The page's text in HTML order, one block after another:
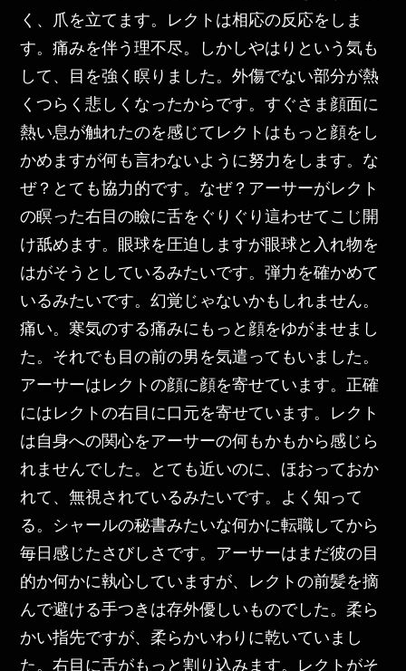
く、爪を立てます。レクトは相応の反応をしま
す。痛みを伴う理不尽。しかしやはりという気も
して、目を強く瞑りました。外傷でない部分が熱
くつらく悲しくなったからです。すぐさま顔面に
熱い息が触れたのを感じてレクトはもっと顔をし
かめますが何も言わないように努力をします。な
ぜ？とても協力的です。なぜ？アーサーがレクト
の瞑った右目の瞼に舌をぐりぐり這わせてこじ開
け舐めます。眼球を圧迫しますが眼球と入れ物を
はがそうとしているみたいです。弾力を確かめて
いるみたいです。幻覚じゃないかもしれません。
痛い。寒気のする痛みにもっと顔をゆがませまし
た。それでも目の前の男を気遣ってもいました。
アーサーはレクトの顔に顔を寄せています。正確
にはレクトの右目に口元を寄せています。レクト
は自身への関心をアーサーの何もかもから感じら
れませんでした。とても近いのに、ほおっておか
れて、無視されているみたいです。よく知って
る。シャールの秘書みたいな何かに転職してから
毎日感じたさびしさです。アーサーはまだ彼の目
的か何かに執心していますが、レクトの前髪を摘
んで避ける手つきは存外優しいものでした。柔ら
かい指先ですが、柔らかいわりに乾いていまし
た。右目に舌がもっと割り込みます。レクトがそ